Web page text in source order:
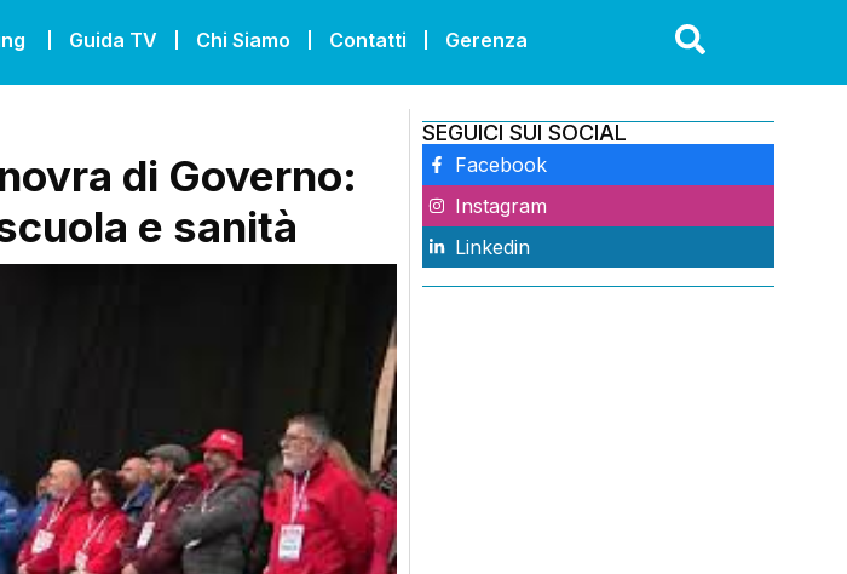
Guida TV Chi Siamo Contatti Gerenza
di Governo:
e sanità
SEGUICI SUI SOCIAL
Facebook
Instagram
Linkedin